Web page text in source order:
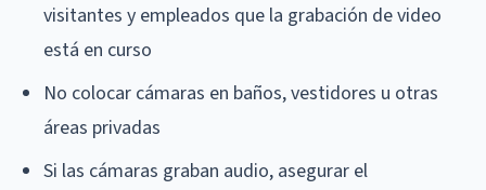
visitantes y empleados que la grabación de video
está en curso
No colocar cámaras en baños, vestidores u otras
áreas privadas
Si las cámaras graban audio, asegurar el